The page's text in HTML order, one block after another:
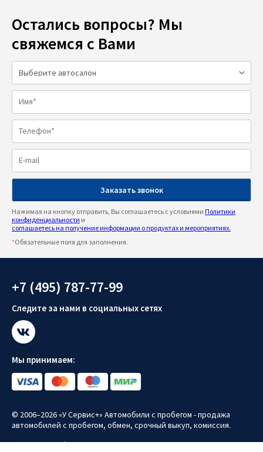
Остались вопросы? Мы
свяжемся с Вами
Нажимая на кнопку отправить, Вы соглашаетесь с условиями Политики
конфиденциальности и
соглашаетесь на получение информации о продуктах и мероприятиях.
*Обязательные поля для заполнения.
+7 (495) 787-77-99
Следите за нами в социальных сетях
Мы принимаем:
© 2006–2026 «У Сервис+» Автомобили с пробегом - продажа
автомобилей с пробегом, обмен, срочный выкуп, комиссия.
Политика конфиденциальности